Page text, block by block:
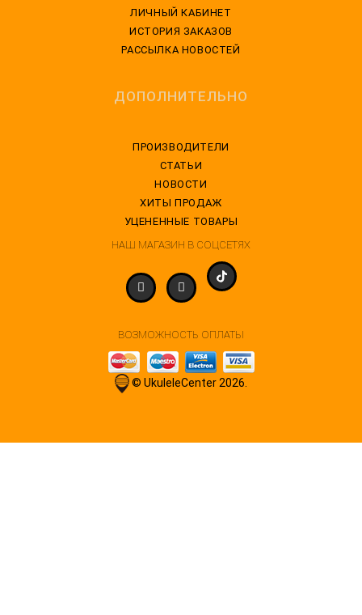
ЛИЧНЫЙ КАБИНЕТ
ИСТОРИЯ ЗАКАЗОВ
РАССЫЛКА НОВОСТЕЙ
ДОПОЛНИТЕЛЬНО
ПРОИЗВОДИТЕЛИ
СТАТЬИ
НОВОСТИ
ХИТЫ ПРОДАЖ
УЦЕНЕННЫЕ ТОВАРЫ
НАШ МАГАЗИН В СОЦСЕТЯХ
ВОЗМОЖНОСТЬ ОПЛАТЫ
© UkuleleCenter 2026.